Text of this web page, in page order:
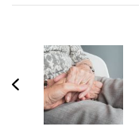
d'article